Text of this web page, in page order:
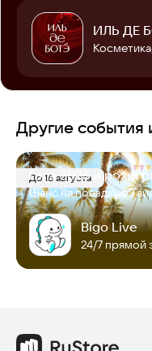
Другие события
До 16 августа
Гала 2026 и
Шанс на поездку в
Bigo Live
24/7 прямой